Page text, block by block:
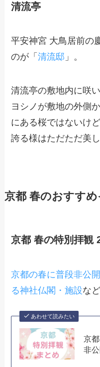
清流亭
平安神宮 大鳥居前の
のが「清流邸 」。
清流亭の敷地内に咲
ヨシノが敷地の外側
にある桜ではないけ
誇る様はただただ美し
京都 春のおすすめ
京都 春の特別拝観
京都の春に普段非公
る神社仏閣・施設な
あわせて読みたい
京
非